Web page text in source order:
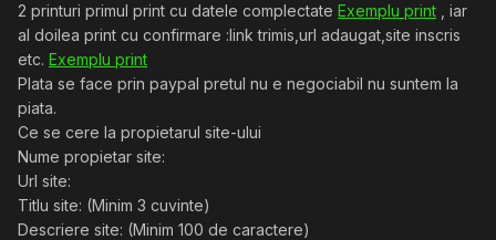
2 printuri primul print cu datele complectate Exemplu print , iar
al doilea print cu confirmare :link trimis,url adaugat,site inscris
etc. Exemplu print
Plata se face prin paypal pretul nu e negociabil nu suntem la
piata.
Ce se cere la propietarul site-ului
Nume propietar site:
Url site:
Titlu site: (Minim 3 cuvinte)
Descriere site: (Minim 100 de caractere)